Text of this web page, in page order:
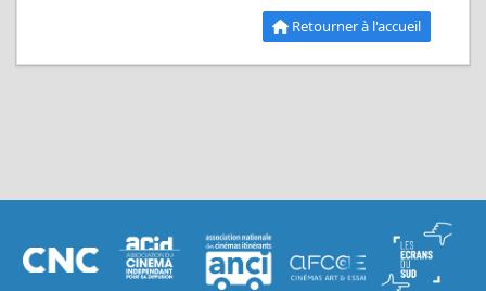
Retourner à l'accueil